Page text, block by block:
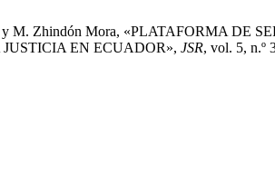
y M. Zhindón Mora, «PLATAFORMA DE
EN ECUADOR», JSR, vol. 5, n.º